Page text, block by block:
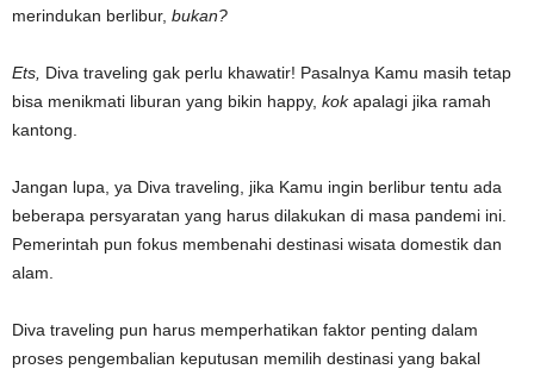
merindukan berlibur, bukan?
Ets, Diva traveling gak perlu khawatir! Pasalnya Kamu masih tetap
bisa menikmati liburan yang bikin happy, kokapalagi jika ramah
kantong.
Jangan lupa, ya Diva traveling, jika Kamu ingin berlibur tentu ada
beberapa persyaratan yang harus dilakukan di masa pandemi ini.
Pemerintah pun fokus membenahi destinasi wisata domestik dan
alam.
Diva traveling pun harus memperhatikan faktor penting dalam
proses pengembalian keputusan memilih destinasi yang bakal